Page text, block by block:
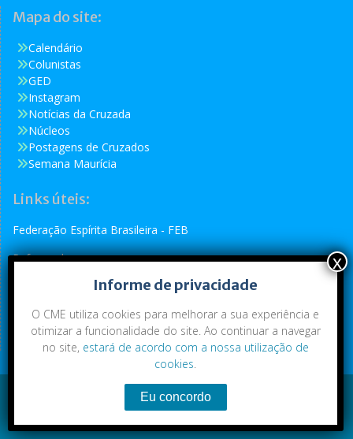
Mapa do site:
Calendário
Colunistas
GED
Instagram
Notícias da Cruzada
Núcleos
Postagens de Cruzados
Semana Maurícia
Links úteis:
Federação Espírita Brasileira - FEB
Reformador
Conselho Espírita Internacional - CEI
Conteúdo exclusivo da CME. Todos os direitos reservados.
Informe de privacidade
O CME utiliza cookies para melhorar a sua experiência e
otimizar a funcionalidade do site. Ao continuar a navegar
no site, estará de acordo com a nossa utilização de
cookies.